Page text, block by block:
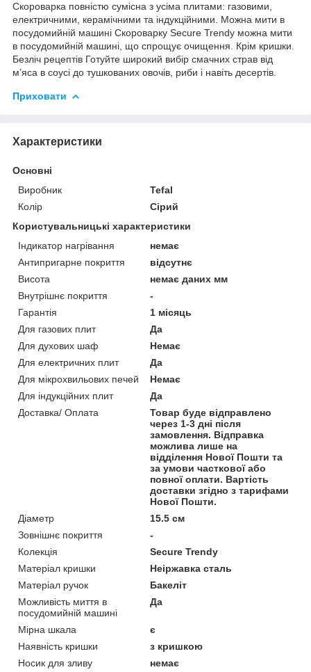
Скороварка повністю сумісна з усіма плитами: газовими,
електричними, керамічними та індукційними. Можна мити в
посудомийній машині Скороварку Secure Trendy можна мити
в посудомийній машині, що спрощує очищення. Крім кришки.
Безліч рецептів Готуйте широкий вибір смачних страв від
м’яса в соусі до тушкованих овочів, риби і навіть десертів.
Приховати
Характеристики
Основні
Виробник
Tefal
Колір
Сірий
Користувальницькі характеристики
Індикатор нагрівання
немає
Антипригарне покриття
відсутнє
Висота
немає даних мм
Внутрішнє покриття
-
Гарантія
1 місяць
Для газових плит
Да
Для духових шаф
Немає
Для електричних плит
Да
Для мікрохвильових печей
Немає
Для індукційних плит
Да
Доставка/ Оплата
Товар буде відправлено
через 1-3 дні після
замовлення. Відправка
можлива лише на
відділення Нової Пошти та
за умови часткової або
повної оплати. Вартість
доставки згідно з тарифами
Нової Пошти.
Діаметр
15.5 см
Зовнішнє покриття
-
Колекція
Secure Trendy
Матеріал кришки
Неіржавка сталь
Матеріал ручок
Бакеліт
Можливість миття в
посудомийній машині
Да
Мірна шкала
є
Наявність кришки
з кришкою
Носик для зливу
немає